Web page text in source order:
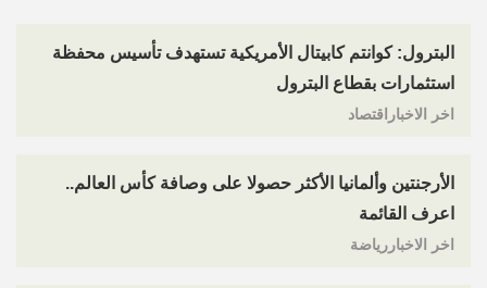
البترول: كوانتم كابيتال الأمريكية تستهدف تأسيس محفظة
استثمارات بقطاع البترول
اخر الاخباراقتصاد
الأرجنتين وألمانيا الأكثر حصولا على وصافة كأس العالم..
اعرف القائمة
اخر الاخباررياضة